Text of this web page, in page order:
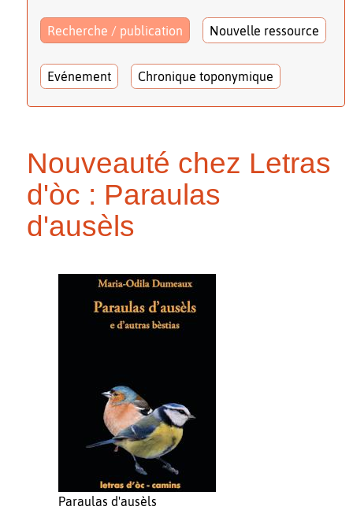
Recherche / publication Nouvelle ressource
Evénement Chronique toponymique
Nouveauté chez Letras
d'òc : Paraulas
d'ausèls
Paraulas d'ausèls